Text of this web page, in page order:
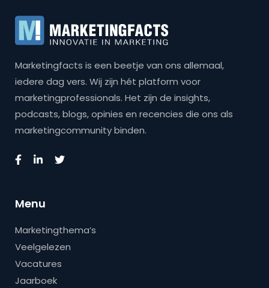
Marketingfacts is een beetje van ons allemaal,
iedere dag vers. Wij zijn hét platform voor
marketingprofessionals. Het zijn de insights,
podcasts, blogs, opinies en recencies die ons als
marketingcommunity binden.
Menu
Marketingthema’s
Veelgelezen
Vacatures
Jaarboek